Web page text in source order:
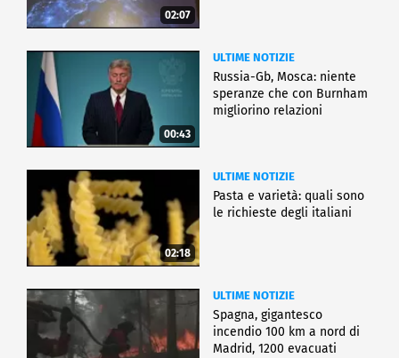
02:07
00:43
ULTIME NOTIZIE
Russia-Gb, Mosca: niente
speranze che con Burnham
migliorino relazioni
02:18
ULTIME NOTIZIE
Pasta e varietà: quali sono
le richieste degli italiani
ULTIME NOTIZIE
Spagna, gigantesco
incendio 100 km a nord di
Madrid, 1200 evacuati